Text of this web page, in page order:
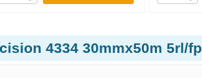
4334 30mmx50m 5rl/fp